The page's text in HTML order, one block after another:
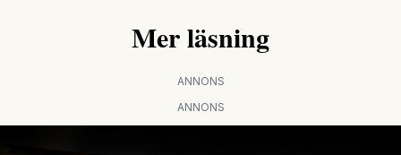
Mer läsning
ANNONS
ANNONS